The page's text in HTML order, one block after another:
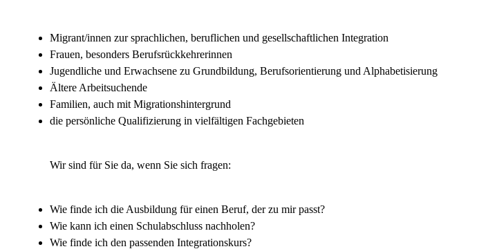
Migrant/innen zur sprachlichen, beruflichen und gesellschaftlichen Integration
Frauen, besonders Berufsrückkehrerinnen
Jugendliche und Erwachsene zu Grundbildung, Berufsorientierung und Alphabetisierung
Ältere Arbeitsuchende
Familien, auch mit Migrationshintergrund
die persönliche Qualifizierung in vielfältigen Fachgebieten
Wir sind für Sie da, wenn Sie sich fragen:
Wie finde ich die Ausbildung für einen Beruf, der zu mir passt?
Wie kann ich einen Schulabschluss nachholen?
Wie finde ich den passenden Integrationskurs?